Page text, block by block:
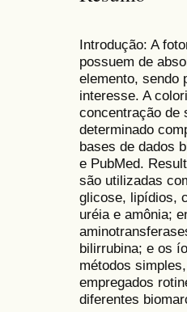
Introdução: A
possuem de
elemento, sendo
interesse. A
concentração de
determinado
bases de dados
e PubMed.
são utilizadas
glicose, lipídios,
uréia e amônia;
bilirrubina; e os
métodos
empregados
diferentes